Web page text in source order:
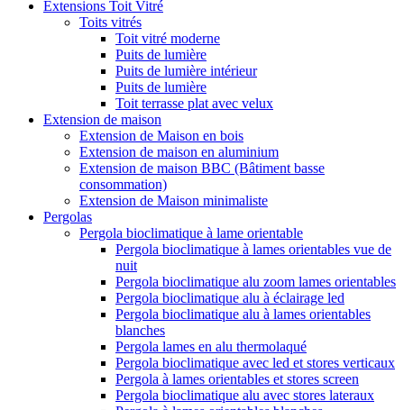
Extensions Toit Vitré
Toits vitrés
Toit vitré moderne
Puits de lumière
Puits de lumière intérieur
Puits de lumière
Toit terrasse plat avec velux
Extension de maison
Extension de Maison en bois
Extension de maison en aluminium
Extension de maison BBC (Bâtiment basse
consommation)
Extension de Maison minimaliste
Pergolas
Pergola bioclimatique à lame orientable
Pergola bioclimatique à lames orientables vue de
nuit
Pergola bioclimatique alu zoom lames orientables
Pergola bioclimatique alu à éclairage led
Pergola bioclimatique alu à lames orientables
blanches
Pergola lames en alu thermolaqué
Pergola bioclimatique avec led et stores verticaux
Pergola à lames orientables et stores screen
Pergola bioclimatique alu avec stores lateraux